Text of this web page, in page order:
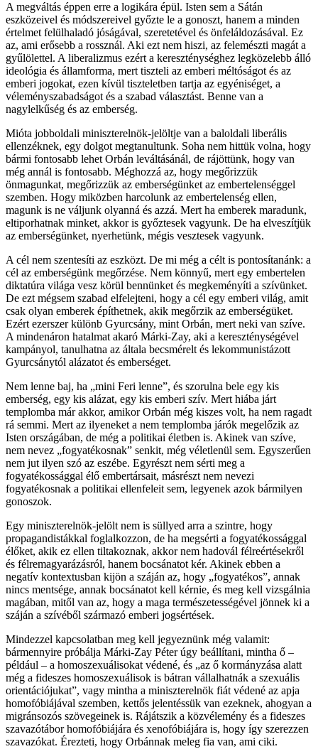
A megváltás éppen erre a logikára épül. Isten sem a Sátán
eszközeivel és módszereivel győzte le a gonoszt, hanem a minden
értelmet felülhaladó jóságával, szeretetével és önfeláldozásával. Ez
az, ami erősebb a rossznál. Aki ezt nem hiszi, az felemészti magát a
gyűlölettel. A liberalizmus ezért a kereszténységhez legközelebb álló
ideológia és államforma, mert tiszteli az emberi méltóságot és az
emberi jogokat, ezen kívül tiszteletben tartja az egyéniséget, a
véleményszabadságot és a szabad választást. Benne van a
nagylelkűség és az emberség.
Mióta jobboldali miniszterelnök-jelöltje van a baloldali liberális
ellenzéknek, egy dolgot megtanultunk. Soha nem hittük volna, hogy
bármi fontosabb lehet Orbán leváltásánál, de rájöttünk, hogy van
még annál is fontosabb. Méghozzá az, hogy megőrizzük
önmagunkat, megőrizzük az emberségünket az embertelenséggel
szemben. Hogy miközben harcolunk az embertelenség ellen,
magunk is ne váljunk olyanná és azzá. Mert ha emberek maradunk,
eltiporhatnak minket, akkor is győztesek vagyunk. De ha elveszítjük
az emberségünket, nyerhetünk, mégis vesztesek vagyunk.
A cél nem szentesíti az eszközt. De mi még a célt is pontosítanánk: a
cél az emberségünk megőrzése. Nem könnyű, mert egy embertelen
diktatúra világa vesz körül bennünket és megkeményíti a szívünket.
De ezt mégsem szabad elfelejteni, hogy a cél egy emberi világ, amit
csak olyan emberek építhetnek, akik megőrzik az emberségüket.
Ezért ezerszer különb Gyurcsány, mint Orbán, mert neki van szíve.
A mindenáron hatalmat akaró Márki-Zay, aki a kereszténységével
kampányol, tanulhatna az általa becsmérelt és lekommunistázott
Gyurcsánytól alázatot és emberséget.
Nem lenne baj, ha „mini Feri lenne”, és szorulna bele egy kis
emberség, egy kis alázat, egy kis emberi szív. Mert hiába járt
templomba már akkor, amikor Orbán még kiszes volt, ha nem ragadt
rá semmi. Mert az ilyeneket a nem templomba járók megelőzik az
Isten országában, de még a politikai életben is. Akinek van szíve,
nem nevez „fogyatékosnak” senkit, még véletlenül sem. Egyszerűen
nem jut ilyen szó az eszébe. Egyrészt nem sérti meg a
fogyatékossággal élő embertársait, másrészt nem nevezi
fogyatékosnak a politikai ellenfeleit sem, legyenek azok bármilyen
gonoszok.
Egy miniszterelnök-jelölt nem is süllyed arra a szintre, hogy
propagandistákkal foglalkozzon, de ha megsérti a fogyatékossággal
élőket, akik ez ellen tiltakoznak, akkor nem hadovál félreértésekről
és félremagyarázásról, hanem bocsánatot kér. Akinek ebben a
negatív kontextusban kijön a száján az, hogy „fogyatékos”, annak
nincs mentsége, annak bocsánatot kell kérnie, és meg kell vizsgálnia
magában, mitől van az, hogy a maga természetességével jönnek ki a
száján a szívéből származó emberi jogsértések.
Mindezzel kapcsolatban meg kell jegyeznünk még valamit:
bármennyire próbálja Márki-Zay Péter úgy beállítani, mintha ő –
például – a homoszexuálisokat védené, és „az ő kormányzása alatt
még a fideszes homoszexuálisok is bátran vállalhatnák a szexuális
orientációjukat”, vagy mintha a miniszterelnök fiát védené az apja
homofóbiájával szemben, kettős jelentéssük van ezeknek, ahogyan a
migránsozós szövegeinek is. Rájátszik a közvélemény és a fideszes
szavazótábor homofóbiájára és xenofóbiájára is, hogy így szerezzen
szavazókat. Érezteti, hogy Orbánnak meleg fia van, ami ciki.